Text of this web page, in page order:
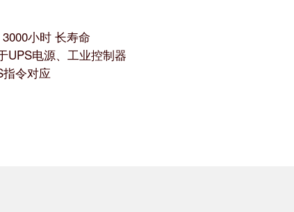
小时 长寿命
UPS电源、工业控制器
指令对应